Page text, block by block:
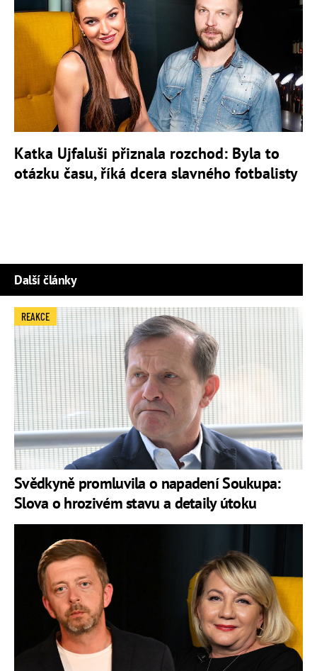
Katka Ujfaluši přiznala rozchod: Byla to
otázku času, říká dcera slavného fotbalisty
Další články
Svědkyně promluvila o napadení Soukupa:
Slova o hrozivém stavu a detaily útoku
REAKCE